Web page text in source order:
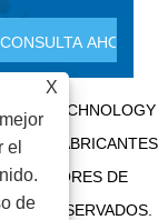
TECHNOLOGY
FABRICANTES
DE
RESERVADOS.
X
el
de